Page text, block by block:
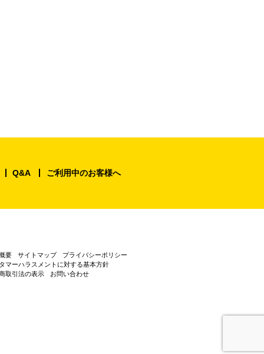
Q&A ご利用中のお客様へ
要 サイトマップ
プライバシーポリシー
マーハラスメントに対する基本方針
取引法の表示
お問い合わせ